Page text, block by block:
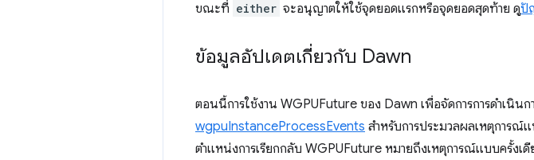
ขณะที่ either จะอนุญาตให้ใช้จุดยอดแรกหรือจุดยอดสุดท้าย ดูปั
ข้อมูลอัปเดตเกี่ยวกับ Dawn
ตอนนี้การใช้งาน WGPUFuture ของ Dawn เพื่อจัดการการดำเนิ
wgpuInstanceProcessEvents สำหรับการประมวลผลเหตุการณ์
ตำแหน่งการเรียกกลับ WGPUFuture หมายถึงเหตุการณ์แบบครั้งเ